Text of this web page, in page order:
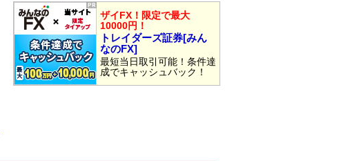
ザイFX！限定で最大
10000円！
トレイダーズ証券[みん
なのFX]
最短当日取引可能！条件達
成でキャッシュバック！